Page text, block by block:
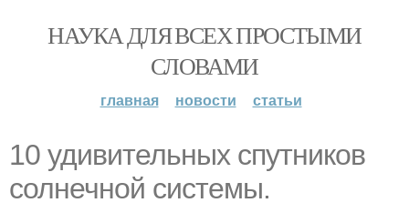
НАУКА ДЛЯ ВСЕХ ПРОСТЫМИ
СЛОВАМИ
главная новости статьи
10 удивительных спутников
солнечной системы.